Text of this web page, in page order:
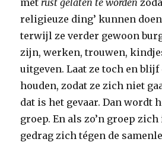
metrust gelaten te worden
religieuze ding’ kunnen doen
terwijl ze verder gewoon
zijn, werken, trouwen,
uitgeven. Laat ze toch en blijf
houden, zodat ze zich niet
dat is het gevaar. Dan wordt
groep. En als zo’n groep
gedrag zich tégen de